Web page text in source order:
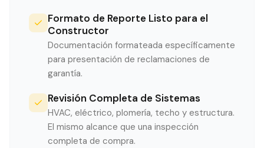
Formato de Reporte Listo para el
Constructor
Documentación formateada específicamente
para presentación de reclamaciones de
garantía.
Revisión Completa de Sistemas
HVAC, eléctrico, plomería, techo y estructura.
El mismo alcance que una inspección
completa de compra.